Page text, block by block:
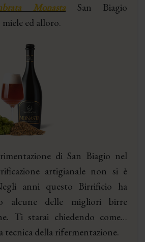
MonastaSan Biagio
ed alloro.
di San Biagio nel
artigianale non si è
anni questo Birrificio ha
alcune delle migliori birre
Ti starai chiedendo come…
tecnica della rifermentazione.